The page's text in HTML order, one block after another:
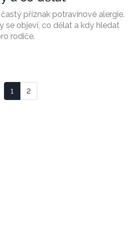
příznak potravinové alergie.
se objeví, co dělat a kdy hledat
rodiče.
1 2